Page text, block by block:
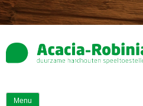
Menu